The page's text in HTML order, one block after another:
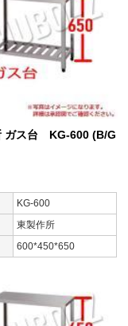
ガス台 KG-600 (B/G
KG-600
東製作所
600*450*650